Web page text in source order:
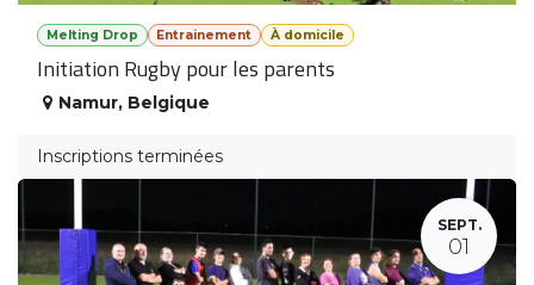
Melting Drop Entrainement À domicile
Initiation Rugby pour les parents
Namur, Belgique
Inscriptions terminées
SEPT.
01